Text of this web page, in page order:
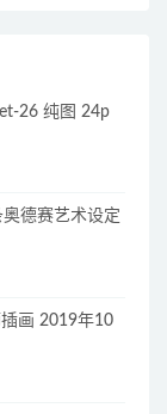
26 纯图 24p
德赛艺术设定
画 2019年10